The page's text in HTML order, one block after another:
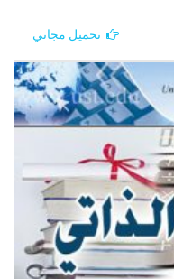
تحميل مجاني